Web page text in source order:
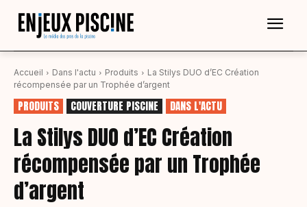
Accueil Dans l'actu Produits
La Stilys DUO d’EC Création
récompensée par un Trophée d’argent
PRODUITS COUVERTURE PISCINE DANS L'ACTU
La Stilys DUO d’EC Création
récompensée par un Trophée
d’argent